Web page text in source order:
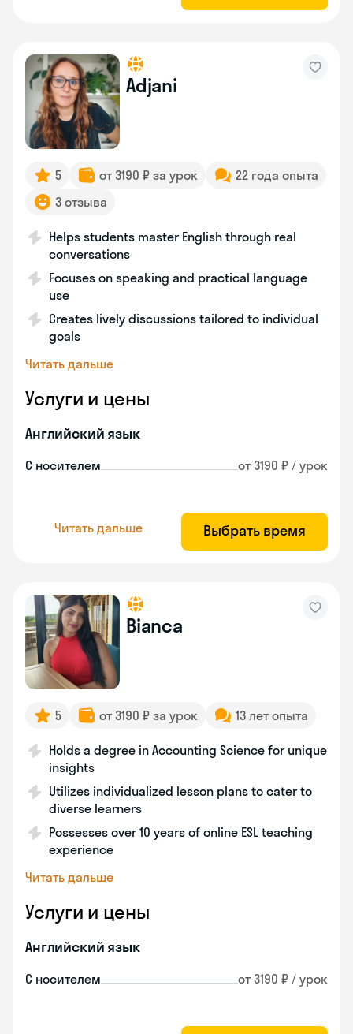
Adjani
5 от 3190 ₽ за урок
22 года опыта
3 отзыва
Helps students master English through real
conversations
Focuses on speaking and practical language
use
Creates lively discussions tailored to individual
goals
Читать дальше
Услуги и цены
Английский язык
С носителем от 3190 ₽ / урок
Читать дальше Выбрать время
Bianca
5 от 3190 ₽ за урок 13 лет опыта
Holds a degree in Accounting Science for unique
insights
Utilizes individualized lesson plans to cater to
diverse learners
Possesses over 10 years of online ESL teaching
experience
Читать дальше
Услуги и цены
Английский язык
С носителем от 3190 ₽ / урок